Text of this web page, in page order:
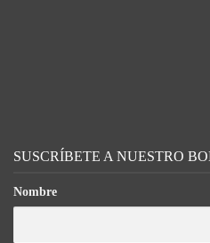
SUSCRÍBETE A NUESTRO
Nombre